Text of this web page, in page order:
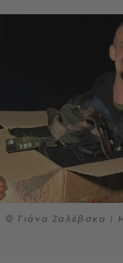
© Γιάνα Ζαλέβσκα |